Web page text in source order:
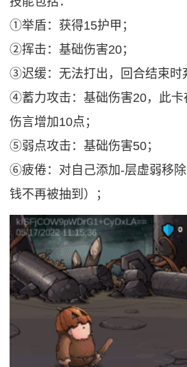
①举盾：获得15护甲；
②挥击：基础伤害20；
③迟缓：无法打出，回合结束时
④蓄力攻击：基础伤害20，此卡
伤言增加10点；
⑤弱点攻击：基础伤害50；
⑥疲倦：对自己添加-层虚弱移
钱不再被抽到）；